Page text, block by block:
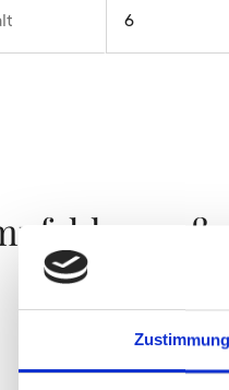
Zustimmung
6